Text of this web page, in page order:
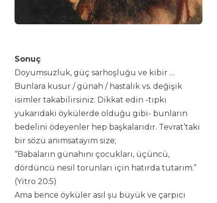
Sonuç
Doyumsuzluk, güç sarhoşluğu ve kibir …
Bunlara kusur / günah / hastalık vs. değişik
isimler takabilirsiniz. Dikkat edin -tıpkı
yukarıdaki öykülerde olduğu gibi- bunların
bedelini ödeyenler hep başkalarıdır. Tevrat’taki
bir sözü anımsatayım size;
“Babaların günahını çocukları, üçüncü,
dördüncü nesil torunları için hatırda tutarım.”
(Yitro 20:5)
Ama bence öyküler asıl şu büyük ve çarpıcı